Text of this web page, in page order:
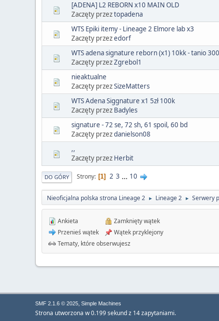
[ADENA] L2 REBORN x10 MAIN OLD
Zaczęty przeztopadena
WTS Epiki itemy - Lineage 2 Elmore lab x3
Zaczęty przezedorf
WTS adena signature reborn (x1) 10kk - tanio
Zaczęty przezZgrebol1
nieaktualne
Zaczęty przezSizeMatters
WTS Adena Siggnature x1 5zł 100k
Zaczęty przez Badyles
signature - 72 se, 72 sh, 61 spoil, 60 bd
Zaczęty przezdanielson08
,,
Zaczęty przez Herbit
DO GÓRY Strony 1 2 3 ... 10
Nieoficjalna polska strona Lineage 2 ► Lineage 2 ► Serwery
Ankieta
Przenieś wątek
Zamknięty wątek
Wątek przyklejony
Tematy, które obserwujesz
SMF 2.1.6 © 2025, Simple Machines
Strona utworzona w 0.199 sekund z 14 zapytaniami.